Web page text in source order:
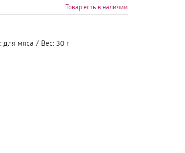
Товар есть в наличии
: для мяса / Вес: 30 г